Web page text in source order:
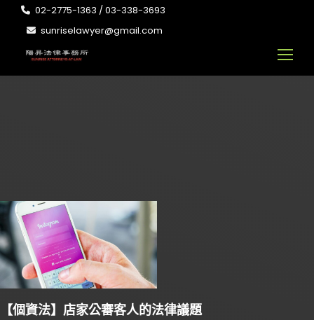
02-2775-1363 / 03-338-3693
sunriselawyer@gmail.com
【個資法】店家公審客人的法律議題